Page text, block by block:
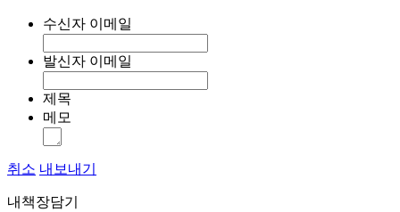
수신자 이메일
발신자 이메일
제목
메모
취소 내보내기
내책장담기